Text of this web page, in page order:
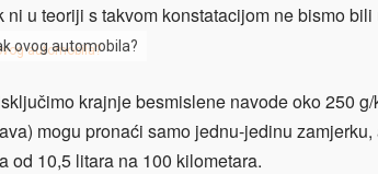
u teoriji s takvom konstatacijom ne bismo bili
ovog automobila?
krajnje besmislene navode oko 250
mogu pronaći samo jednu-jedinu zamjerku,
od 10,5 litara na 100 kilometara.